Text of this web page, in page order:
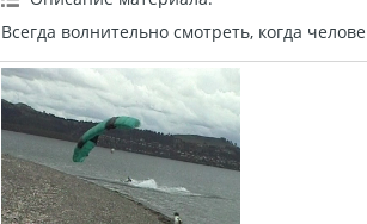
Всегда волнительно смотреть, когда